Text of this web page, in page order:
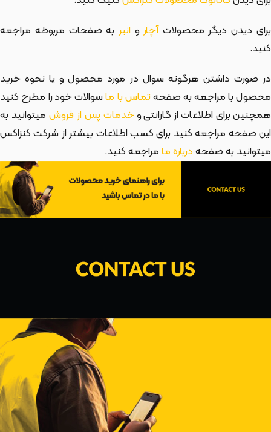
برای دیدن دیگر محصولاتآچار و انبربه صفحات مربوطه مراجعه
کنید.
در صورت داشتن هرگونه سوال در مورد محصول و یا نحوه خرید
محصول با مراجعه به صفحهتماس با ماسوالات خود را مطرح کنید
همچنین برای اطلاعات از گارانتی وخدمات پس از فروش میتوانید به
این صفحه مراجعه کنید برای کسب اطلاعات بیشتر از شرکت کنزاکس
میتوانید به صفحهدرباره مامراجعه کنید.